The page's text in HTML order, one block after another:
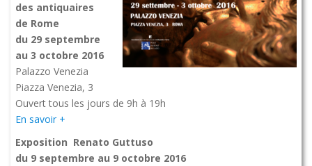
des antiquaires
de Rome
du 29 septembre
au 3 octobre 2016
Palazzo Venezia
Piazza Venezia, 3
Ouvert tous les jours de 9h à 19h
En savoir +
Exposition Renato Guttuso
du 9 septembre au 9 octobre 2016